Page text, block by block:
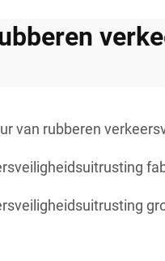
van rubberen